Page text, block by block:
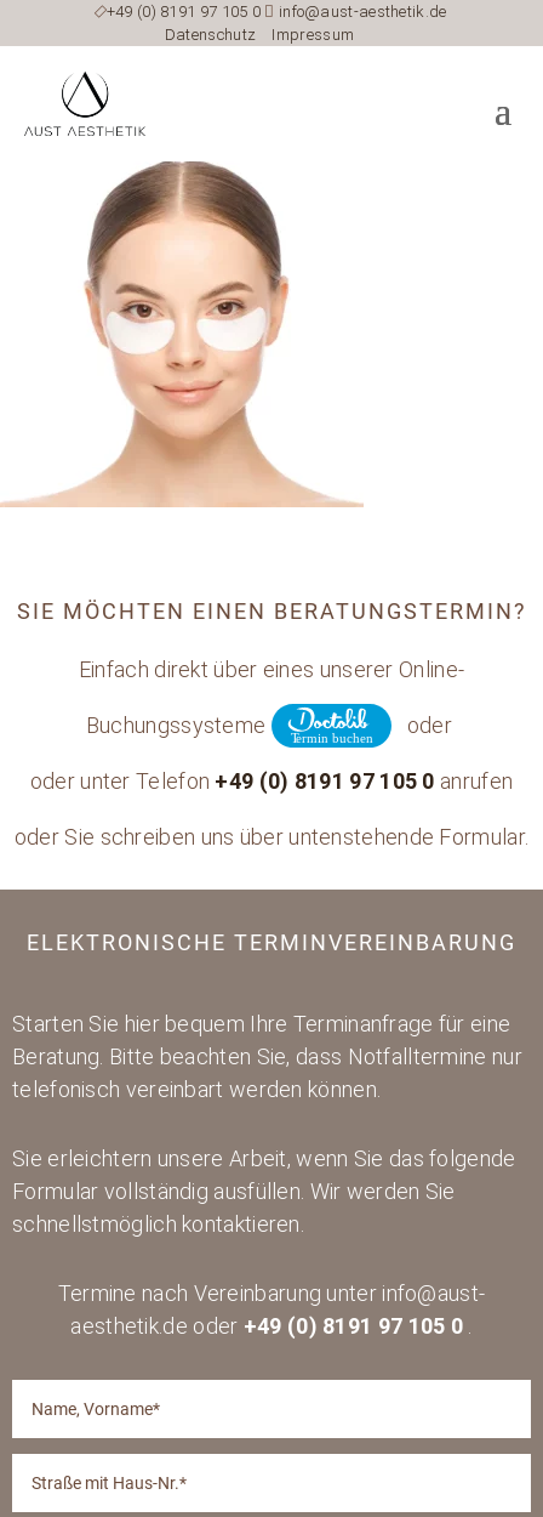
+49 (0) 8191 97 105 0  info@aust-aesthetik.de
Datenschutz
Impressum
SIE MÖCHTEN EINEN BERATUNGSTERMIN?
Einfach direkt über eines unserer Online-
Buchungssysteme oder
oder unter Telefon +49 (0) 8191 97 105 0 anrufen
oder Sie schreiben uns über untenstehende Formular.
ELEKTRONISCHE TERMINVEREINBARUNG
Starten Sie hier bequem Ihre Terminanfrage für eine
Beratung. Bitte beachten Sie, dass Notfalltermine nur
telefonisch vereinbart werden können.
Sie erleichtern unsere Arbeit, wenn Sie das folgende
Formular vollständig ausfüllen. Wir werden Sie
schnellstmöglich kontaktieren.
Termine nach Vereinbarung unter info@aust-
aesthetik.de oder +49 (0) 8191 97 105 0